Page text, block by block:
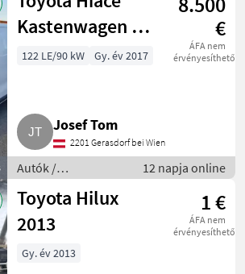
Kastenwagen 2.0
Diesel, Bj. 2017,
€
ÁFA nem
érvényesíthető
122 LE/90 kW Gy. év 2017
Josef Tom
2201 Gerasdorf bei Wien
Autók /
Motorkerékpárok /
Autó
12 napja online
Toyota Hilux
2013
1 €
ÁFA nem
érvényesíthető
Gy. év 2013